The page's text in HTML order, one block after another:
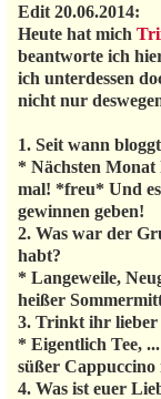
Edit 20.06.2014:
Heute hat mich
beantworte ich
ich unterdessen
nicht nur
1. Seit wann
* Nächsten Monat
mal! *freu* Und
gewinnen geben!
2. Was war der
habt?
* Langeweile,
heißer
3. Trinkt ihr lieber
* Eigentlich Tee,
süßer
4. Was ist euer